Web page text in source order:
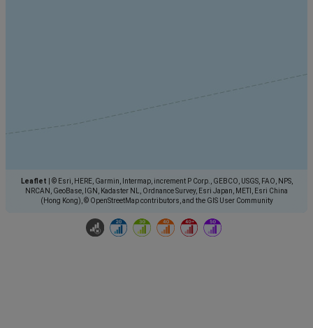
Leaflet
© Esri, HERE, Garmin, Intermap, increment P Corp., GEBCO, USGS, FAO, NPS,
NRCAN, GeoBase, IGN, Kadaster NL, Ordnance Survey, Esri Japan, METI, Esri China
(Hong Kong), © OpenStreetMap contributors, and the GIS User Community